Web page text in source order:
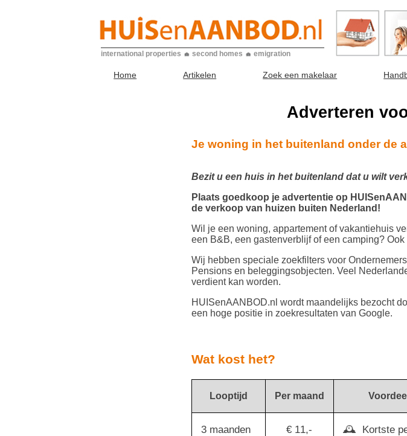
international properties second homes emigration
Home Artikelen Zoek een makelaar
Adverteren
Je woning in het buitenland onder de
Bezit u een huis in het buitenland dat u wilt
Plaats goedkoop je advertentie op
de verkoop van huizen buiten Nederland!
Wil je een woning, appartement of vakantiehuis
een B&B, een gastenverblijf of een camping?
Wij hebben speciale zoekfilters voor
Pensions en beleggingsobjecten. Veel
verdient kan worden.
HUISenAANBOD.nl wordt maandelijks bezocht
een hoge positie in zoekresultaten van Google.
Wat kost het?
Looptijd Per maand Voordeel
3 maanden € 11,- 🕰 ️ Kortste